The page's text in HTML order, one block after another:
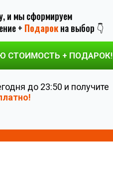
и мы сформируем
+ Подарокна выбор 👇
СТОИМОСТЬ + ПОДАРОК!
до 23:50 и получите